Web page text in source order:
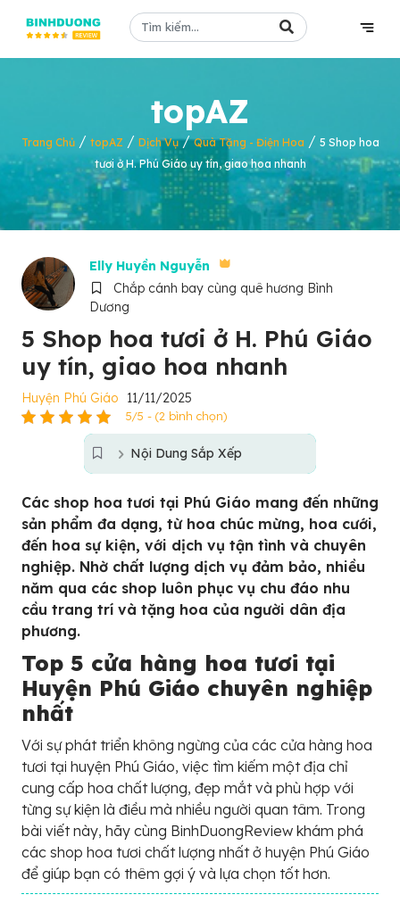
topAZ
Trang Chủ/ topAZ / Dịch Vụ/Quà Tặng - Điện Hoa / 5 Shop hoa
tươi ở H. Phú Giáo uy tín, giao hoa nhanh
Elly Huyền Nguyễn
Chắp cánh bay cùng quê hương Bình
Dương
5 Shop hoa tươi ở H. Phú Giáo
uy tín, giao hoa nhanh
Huyện Phú Giáo 11/11/2025
5/5 - (2 bình chọn)
Nội Dung Sắp Xếp
Các shop hoa tươi tại Phú Giáo mang đến những
sản phẩm đa dạng, từ hoa chúc mừng, hoa cưới,
đến hoa sự kiện, với dịch vụ tận tình và chuyên
nghiệp. Nhờ chất lượng dịch vụ đảm bảo, nhiều
năm qua các shop luôn phục vụ chu đáo nhu
cầu trang trí và tặng hoa của người dân địa
phương.
Top 5 cửa hàng hoa tươi tại
Huyện Phú Giáo chuyên nghiệp
nhất
Với sự phát triển không ngừng của các cửa hàng hoa
tươi tại huyện Phú Giáo, việc tìm kiếm một địa chỉ
cung cấp hoa chất lượng, đẹp mắt và phù hợp với
từng sự kiện là điều mà nhiều người quan tâm. Trong
bài viết này, hãy cùng BinhDuongReview khám phá
các shop hoa tươi chất lượng nhất ở huyện Phú Giáo
để giúp bạn có thêm gợi ý và lựa chọn tốt hơn.